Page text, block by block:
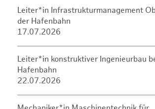
Leiter*in Infrastrukturmanagement
der Hafenbahn
17.07.2026
Leiter*in konstruktiver Ingenieurbau
Hafenbahn
22.07.2026